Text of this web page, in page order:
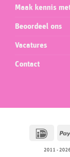
Maak kennis
Beoordeel ons
Vacatures
Contact
IDeal
2011 - 2026